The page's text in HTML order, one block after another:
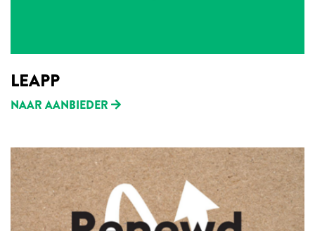
LEAPP
NAAR AANBIEDER